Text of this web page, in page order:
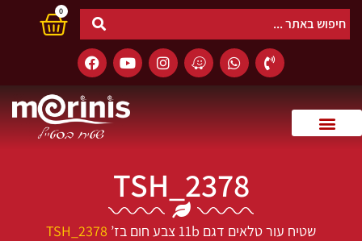
0
TSH_2378
שטיח עור טלאים דגם 11b צבע חום בז’ TSH_2378